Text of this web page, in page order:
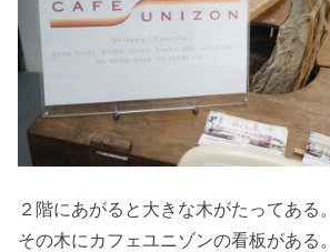
２階にあがると大きな木がたってある。
その木にカフェユニゾンの看板がある。